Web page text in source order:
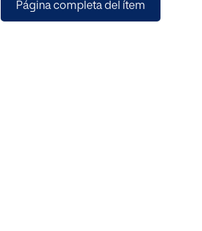
Página completa del ítem